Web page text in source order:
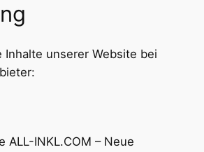
Inhalte unserer Website bei
ALL-INKL.COM – Neue